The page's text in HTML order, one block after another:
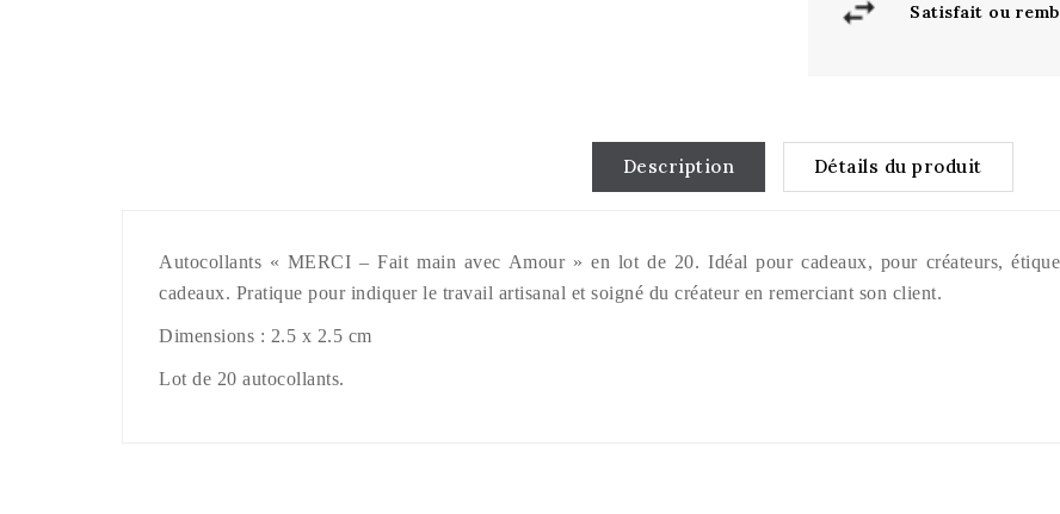
Satisfait ou
Description Détails du produit
Autocollants « MERCI – Fait main avec Amour » en lot de 20. Idéal pour cadeaux, pour créateurs,
cadeaux. Pratique pour indiquer le travail artisanal et soigné du créateur en remerciant son client.
Dimensions : 2.5 x 2.5 cm
Lot de 20 autocollants.